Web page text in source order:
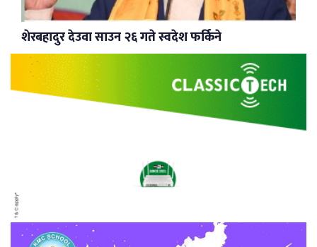
शेरबहादुर देउवा साउन २६ गते स्वदेश फर्किने